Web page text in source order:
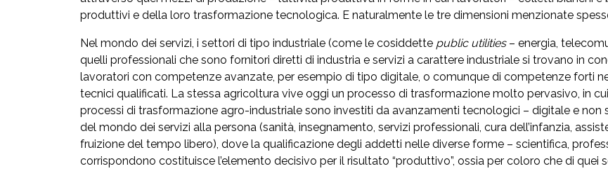
produttivi e della loro trasformazione tecnologica. E naturalmente le tre dimensioni menzionate
Nel mondo dei servizi, i settori di tipo industriale (come le cosiddette public utilities– energia,
quelli professionali che sono fornitori diretti di industria e servizi a carattere industriale si trovano in
lavoratori con competenze avanzate, per esempio di tipo digitale, o comunque di competenze forti
tecnici qualificati. La stessa agricoltura vive oggi un processo di trasformazione molto pervasivo, in
processi di trasformazione agro-industriale sono investiti da avanzamenti tecnologici – digitale e non
del mondo dei servizi alla persona (sanità, insegnamento, servizi professionali, cura dell’infanzia,
fruizione del tempo libero), dove la qualificazione degli addetti nelle diverse forme – scientifica,
corrispondono costituisce l’elemento decisivo per il risultato “produttivo”, ossia per coloro che di quei